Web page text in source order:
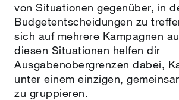
von Situationen gegenüber, in
Budgetentscheidungen zu
sich auf mehrere Kampagnen
diesen Situationen helfen dir
Ausgabenobergrenzen dabei,
unter einem einzigen,
zu gruppieren.